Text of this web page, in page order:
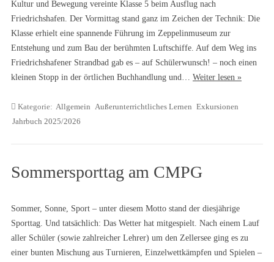
Kultur und Bewegung vereinte Klasse 5 beim Ausflug nach
Friedrichshafen. Der Vormittag stand ganz im Zeichen der Technik: Die
Klasse erhielt eine spannende Führung im Zeppelinmuseum zur
Entstehung und zum Bau der berühmten Luftschiffe. Auf dem Weg ins
Friedrichshafener Strandbad gab es – auf Schülerwunsch! – noch einen
kleinen Stopp in der örtlichen Buchhandlung und… Weiter lesen »
Kategorie: Allgemein Außerunterrichtliches Lernen Exkursionen
Jahrbuch 2025/2026
Sommersporttag am CMPG
Sommer, Sonne, Sport – unter diesem Motto stand der diesjährige
Sporttag. Und tatsächlich: Das Wetter hat mitgespielt. Nach einem Lauf
aller Schüler (sowie zahlreicher Lehrer) um den Zellersee ging es zu
einer bunten Mischung aus Turnieren, Einzelwettkämpfen und Spielen –